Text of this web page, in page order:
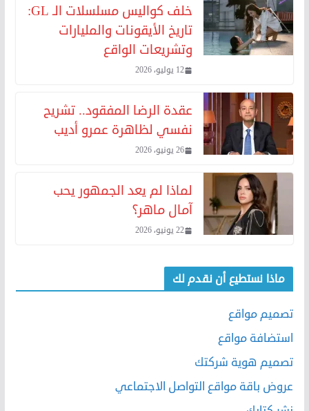
خلف كواليس مسلسلات الـ GL:
تاريخ الأيقونات والمليارات
وتشريعات الواقع
12 يوليو، 2026
عقدة الرضا المفقود.. تشريح
نفسي لظاهرة عمرو أديب
26 يونيو، 2026
لماذا لم يعد الجمهور يحب
آمال ماهر؟
22 يونيو، 2026
ماذا نستطيع أن نقدم لك
تصميم مواقع
استضافة مواقع
تصميم هوية شركتك
عروض باقة مواقع التواصل الاجتماعي